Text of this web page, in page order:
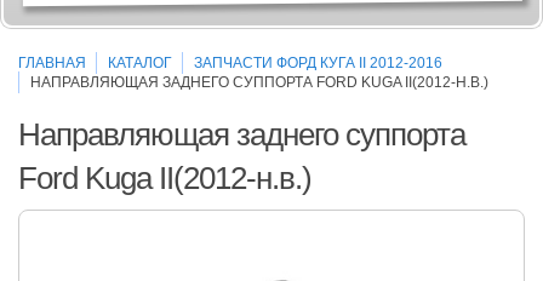
ГЛАВНАЯ КАТАЛОГ
ЗАПЧАСТИ ФОРД КУГА II 2012-2016
НАПРАВЛЯЮЩАЯ ЗАДНЕГО СУППОРТА FORD KUGA II(2012-Н.В.)
Направляющая заднего суппорта
Ford Kuga II(2012-н.в.)